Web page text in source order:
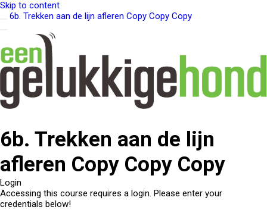
Skip to content
6b. Trekken aan de lijn afleren Copy Copy Copy
6b. Trekken aan de lijn
afleren Copy Copy Copy
Login
Accessing this course requires a login. Please enter your
credentials below!